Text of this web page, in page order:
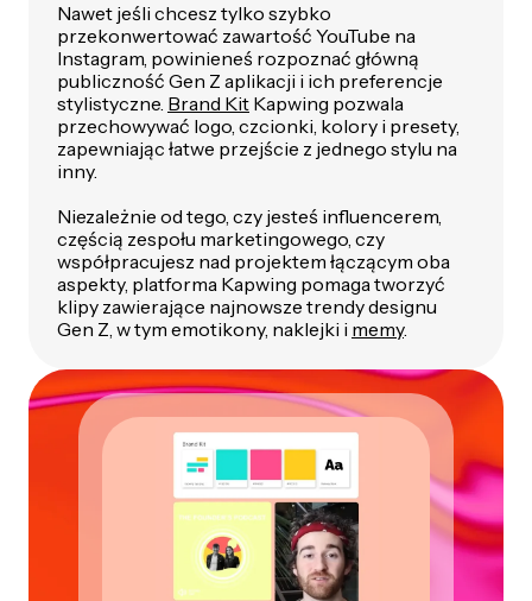
Nawet jeśli chcesz tylko szybko
przekonwertować zawartość YouTube na
Instagram, powinieneś rozpoznać główną
publiczność Gen Z aplikacji i ich preferencje
stylistyczne. Brand Kit Kapwing pozwala
przechowywać logo, czcionki, kolory i presety,
zapewniając łatwe przejście z jednego stylu na
inny.
Niezależnie od tego, czy jesteś influencerem,
częścią zespołu marketingowego, czy
współpracujesz nad projektem łączącym oba
aspekty, platforma Kapwing pomaga tworzyć
klipy zawierające najnowsze trendy designu
Gen Z, w tym emotikony, naklejki i memy.